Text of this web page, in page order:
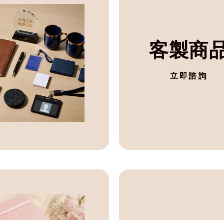
客製商
立即諮詢